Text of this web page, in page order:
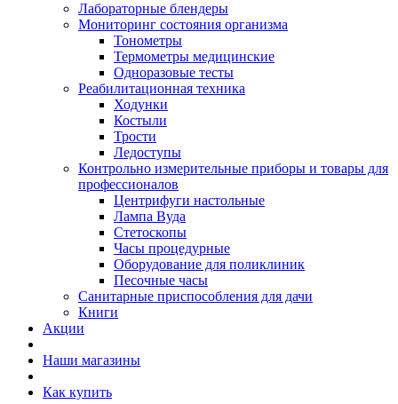
Лабораторные блендеры
Мониторинг состояния организма
Тонометры
Термометры медицинские
Одноразовые тесты
Реабилитационная техника
Ходунки
Костыли
Трости
Ледоступы
Контрольно измерительные приборы и товары для
профессионалов
Центрифуги настольные
Лампа Вуда
Стетоскопы
Часы процедурные
Оборудование для поликлиник
Песочные часы
Санитарные приспособления для дачи
Книги
Акции
Наши магазины
Как купить